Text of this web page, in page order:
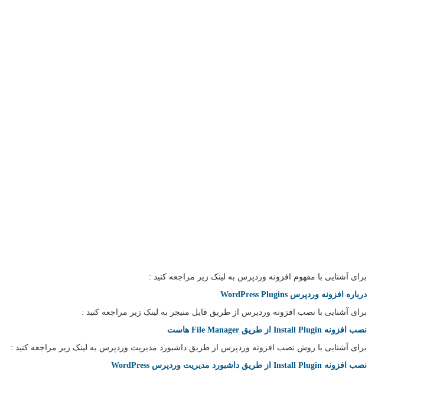
برای آشنایی با مفهوم افزونه وردپرس به لینک زیر مراجعه کنید :
درباره افزونه وردپرس WordPress Plugins
برای آشنایی با نصب افزونه وردپرس از طریق فایل منیجر به لینک زیر مراجعه کنید :
نصب افزونه Install Plugin از طریق File Manager هاست
برای آشنایی با روش نصب افزونه وردپرس از طریق داشبورد مدیریت وردپرس به لینک زیر مراجعه کنید :
نصب افزونه Install Plugin از طریق داشبورد مدیریت وردپرس WordPress